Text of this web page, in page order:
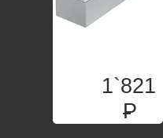
1`821
P